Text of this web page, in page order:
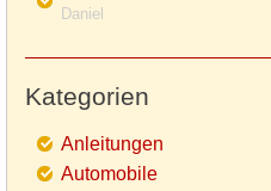
Daniel
Kategorien
Anleitungen
Automobile